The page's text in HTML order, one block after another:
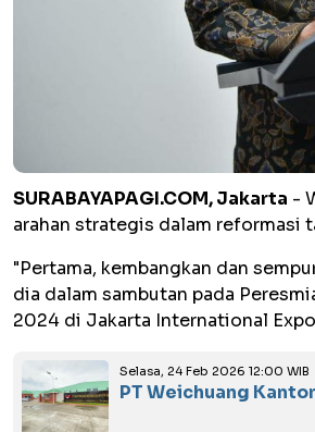
SURABAYAPAGI.COM, Jakarta -
arahan strategis dalam reformasi
"Pertama, kembangkan dan
dia dalam sambutan pada
2024 di Jakarta International
Selasa, 24 Feb 2026 12:00 WIB
PT Weichuang